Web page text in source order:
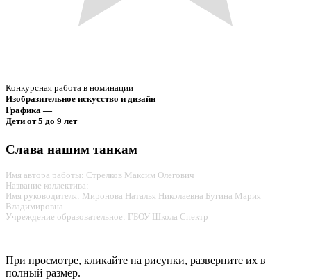
Конкурсная работа в номинации
Изобразительное искусство и дизайн —
Графика —
Дети от 5 до 9 лет
Слава нашим танкам
Имя автора работы: Стрелков Максим Олегович
Название коллектива:
Имя руководителя: Миронова Наталья Николаевна Бугина Мария
Владимировна
Учреждение образовательное: ГБОУ Школа Спектр
При просмотре, кликайте на рисунки, разверните их в
полный размер.